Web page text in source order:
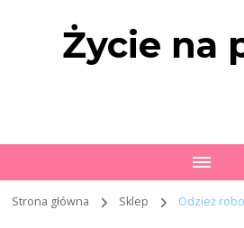
Życie na
Strona główna Sklep Odzież